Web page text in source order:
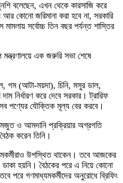
বলেছেন, এখন থেকে কারসাজি করে
কোনো জরিমানা করা হবে না, সরকারি
সর্বোচ্চ তিন বছর পর্যন্ত শাস্তির
এক জরুরি সভা শেষে
গম (আটা-ময়দা), চিনি, মসুর ডাল,
নির্ধারণ করে দেবে সরকার। ট্রারিফ
পণ্যের যৌক্তিক মূল্য বের করবে।
ও আমদানি প্রক্রিয়ার অগ্রগতি
করেন তিনি।
উপস্থিত থাকেন। তবে আজকের
হয়নি। বৈঠকের পরে এ নিয়ে কোনো
পরে গণমাধ্যমকর্মীদের অনুরোধে ব্রিফিং